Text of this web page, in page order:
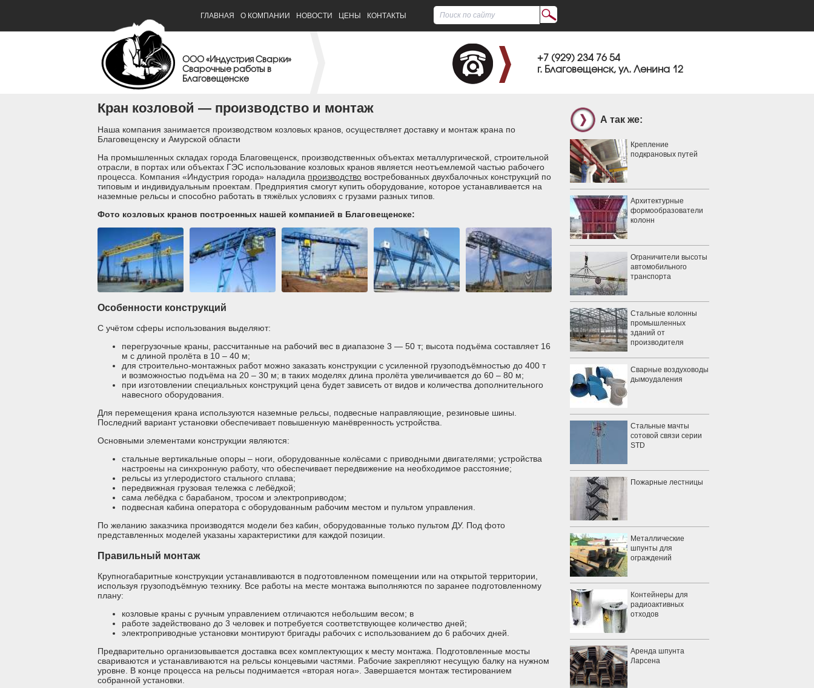
ГЛАВНАЯ О КОМПАНИИ НОВОСТИ ЦЕНЫ КОНТАКТЫ
ООО «Индустрия Сварки»
Сварочные работы в
Благовещенске
+7 (929) 234 76 54
г. Благовещенск, ул. Ленина 12
Кран козловой — производство и монтаж
Наша компания занимается производством козловых кранов, осуществляет доставку и монтаж крана по
Благовещенску и Амурской области
На промышленных складах города Благовещенск, производственных объектах металлургической, строительной
отрасли, в портах или объектах ГЭС использование козловых кранов является неотъемлемой частью рабочего
процесса. Компания «Индустрия города» наладила производство востребованных двухбалочных конструкций по
типовым и индивидуальным проектам. Предприятия смогут купить оборудование, которое устанавливается на
наземные рельсы и способно работать в тяжёлых условиях с грузами разных типов.
Фото козловых кранов построенных нашей компанией в Благовещенске:
Особенности конструкций
С учётом сферы использования выделяют:
перегрузочные краны, рассчитанные на рабочий вес в диапазоне 3 — 50 т; высота подъёма составляет 16
м с длиной пролёта в 10 – 40 м;
для строительно-монтажных работ можно заказать конструкции с усиленной грузоподъёмностью до 400 т
и возможностью подъёма на 20 – 30 м; в таких моделях длина пролёта увеличивается до 60 – 80 м;
при изготовлении специальных конструкций цена будет зависеть от видов и количества дополнительного
навесного оборудования.
Для перемещения крана используются наземные рельсы, подвесные направляющие, резиновые шины.
Последний вариант установки обеспечивает повышенную манёвренность устройства.
Основными элементами конструкции являются:
стальные вертикальные опоры – ноги, оборудованные колёсами с приводными двигателями; устройства
настроены на синхронную работу, что обеспечивает передвижение на необходимое расстояние;
рельсы из углеродистого стального сплава;
передвижная грузовая тележка с лебёдкой;
сама лебёдка с барабаном, тросом и электроприводом;
подвесная кабина оператора с оборудованным рабочим местом и пультом управления.
По желанию заказчика производятся модели без кабин, оборудованные только пультом ДУ. Под фото
представленных моделей указаны характеристики для каждой позиции.
Правильный монтаж
Крупногабаритные конструкции устанавливаются в подготовленном помещении или на открытой территории,
используя грузоподъёмную технику. Все работы на месте монтажа выполняются по заранее подготовленному
плану:
козловые краны с ручным управлением отличаются небольшим весом; в
работе задействовано до 3 человек и потребуется соответствующее количество дней;
электроприводные установки монтируют бригады рабочих с использованием до 6 рабочих дней.
Предварительно организовывается доставка всех комплектующих к месту монтажа. Подготовленные мосты
свариваются и устанавливаются на рельсы концевыми частями. Рабочие закрепляют несущую балку на нужном
уровне. В конце процесса на рельсы поднимается «вторая нога». Завершается монтаж тестированием
собранной установки.
А так же:
Крепление
подкрановых путей
Архитектурные
формообразователи
колонн
Ограничители высоты
автомобильного
транспорта
Стальные колонны
промышленных
зданий от
производителя
Сварные воздуховоды
дымоудаления
Стальные мачты
сотовой связи серии
STD
Пожарные лестницы
Металлические
шпунты для
ограждений
Контейнеры для
радиоактивных
отходов
Аренда шпунта
Ларсена